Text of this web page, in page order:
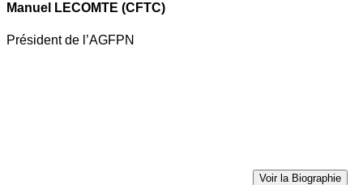
Manuel LECOMTE (CFTC)
Président de l’AGFPN
Voir la Biographie